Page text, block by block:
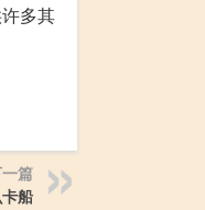
多其
篇
船